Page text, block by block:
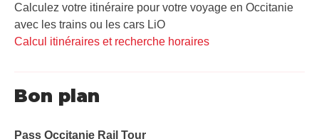
Calculez votre itinéraire pour votre voyage en Occitanie
avec les trains ou les cars LiO
Calcul itinéraires et recherche horaires
Bon plan
Pass Occitanie Rail Tour​